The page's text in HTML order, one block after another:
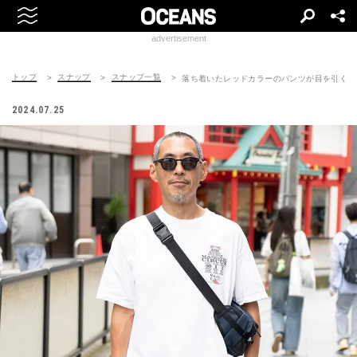
advertisement
トップ スナップ スナップ一覧 落ち着いたレッドカラーのパンツが目を引く
2024.07.25